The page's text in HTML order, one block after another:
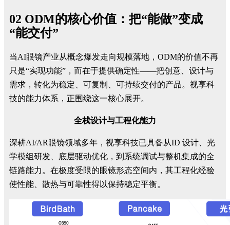
02 ODM的核心价值：把“能做”变成
“能交付”
当AI眼镜产业从概念爆发走向规模落地，ODM的价值不再
只是“实现功能”，而在于提供确定性——把创意、设计与
需求，转化为稳定、可复制、可持续交付的产品。视享科
技的能力体系，正围绕这一核心展开。
全栈设计与工程化能力
深耕AI/AR眼镜领域多年，视享科技已具备从ID 设计、光
学模组研发、底层驱动优化，到系统调试与整机集成的全
链路能力。在极度受限的眼镜形态空间内，其工程化经验
使性能、散热与可靠性得以保持稳定平衡。